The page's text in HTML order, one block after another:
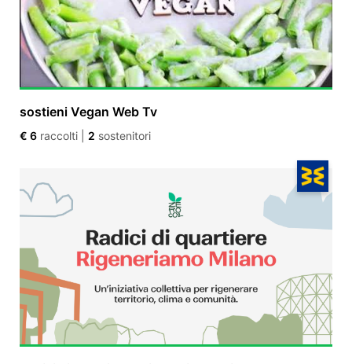
sostieni Vegan Web Tv
€ 6 raccolti 2 sostenitori